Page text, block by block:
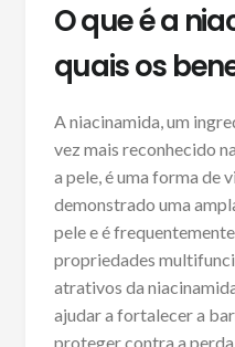
O que é a
quais os
A niacinamida, um
vez mais reconhecido
a pele, é uma forma de
demonstrado uma
pele e é
propriedades
atrativos da
ajudar a fortalecer a
proteger contra a